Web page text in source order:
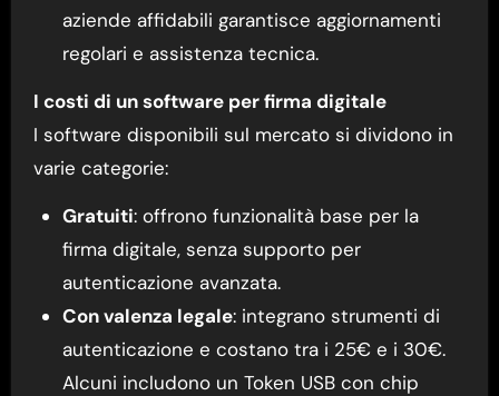
aziende affidabili garantisce aggiornamenti
regolari e assistenza tecnica.
I costi di un software per firma digitale
I software disponibili sul mercato si dividono in
varie categorie:
Gratuiti: offrono funzionalità base per la
firma digitale, senza supporto per
autenticazione avanzata.
Con valenza legale: integrano strumenti di
autenticazione e costano tra i 25€ e i 30€.
Alcuni includono un Token USB con chip